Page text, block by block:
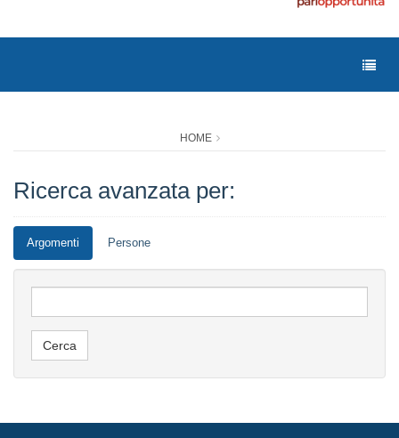
HOME
Ricerca avanzata per:
Argomenti Persone